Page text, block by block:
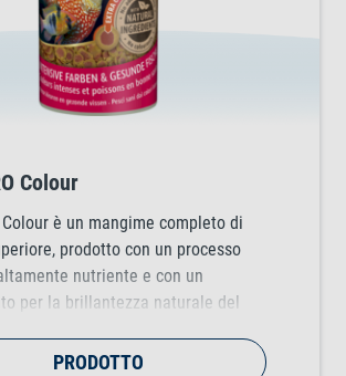
Colour
Colour è un mangime completo di
prodotto con un processo
nutriente e con un
per la brillantezza naturale del
PRODOTTO